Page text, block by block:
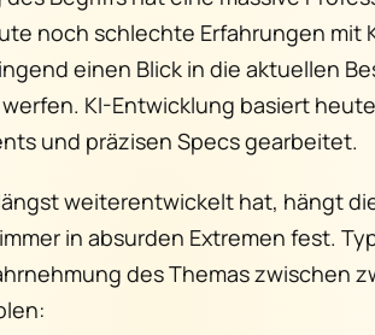
noch schlechte Erfahrungen mit
einen Blick in die aktuellen
KI-Entwicklung basiert
und präzisen Specs gearbeitet.
weiterentwickelt hat, hängt
in absurden Extremen fest.
des Themas zwischen